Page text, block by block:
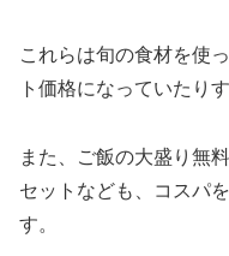
これらは旬の食材を使
ト価格になっていたり
また、ご飯の大盛り無
セットなども、コスパ
す。